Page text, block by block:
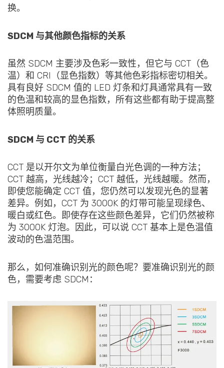
换。
SDCM 与其他颜色指标的关系
虽然 SDCM 主要涉及色彩一致性，但它与 CCT（色
温）和 CRI（显色指数）等其他色彩指标密切相关。
具有良好 SDCM 值的 LED 灯条和灯具通常具有一致
的色温和较高的显色指数，所有这些都有助于提高整
体照明质量。
SDCM 与 CCT 的关系
CCT 是以开尔文为单位衡量白光色调的一种方法；
CCT 越高，光线越冷；CCT 越低，光线越暖。然而，
即使您能确定 CCT 值，您仍然可以发现光色的显著
差异。例如，CCT 为 3000K 的灯带可能呈现绿色、
暖白或红色。即使存在这些颜色差异，它们仍然被称
为 3000K 灯泡。因此，可以说 CCT 基本上是色温值
波动的色温范围。
那么，如何准确识别光的颜色呢？要准确识别光的颜
色，需要考虑 SDCM：